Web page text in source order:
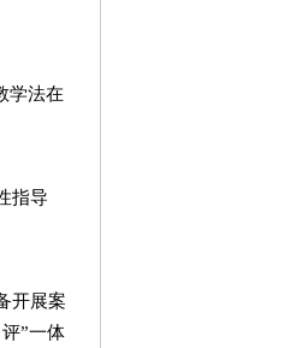
学法在
指导
开展案
”一体